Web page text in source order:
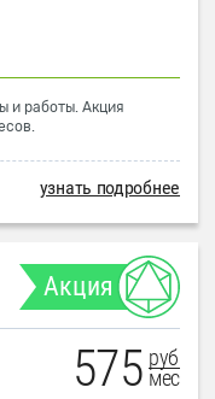
и работы. Акция
узнать подробнее
Акция
575 руб
мес